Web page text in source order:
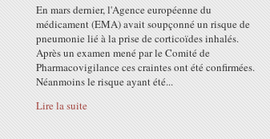
En mars dernier, l'Agence européenne du
médicament (EMA) avait soupçonné un risque de
pneumonie lié à la prise de corticoïdes inhalés.
Après un examen mené par le Comité de
Pharmacovigilance ces craintes ont été confirmées.
Néanmoins le risque ayant été...
Lire la suite